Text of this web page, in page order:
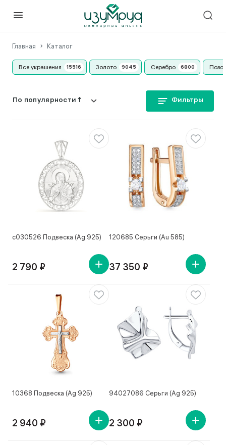
Главная Каталог
Все украшения Золото Серебро
Фильтры
с030526 Подвеска (Ag 925)
2 790 ₽
120685 Серьги (Au 585)
37 350 ₽
10368 Подвеска (Ag 925)
2 940 ₽
94027086 Серьги (Ag 925)
2 300 ₽